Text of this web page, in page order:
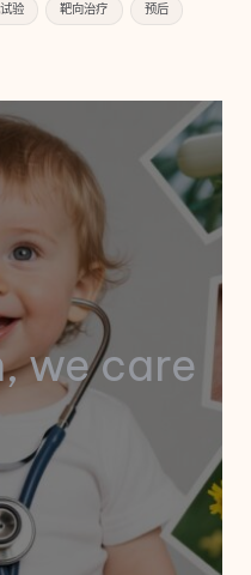
验 靶向治疗 预后
we care